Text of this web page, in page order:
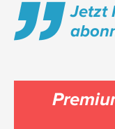
Jetzt